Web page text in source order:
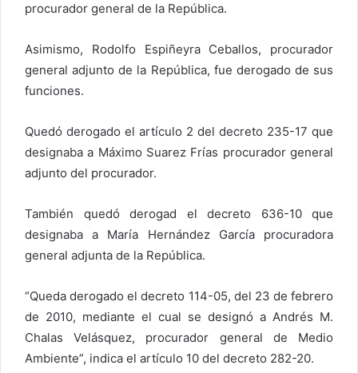
procurador general de la República.
Asimismo, Rodolfo Espiñeyra Ceballos, procurador
general adjunto de la República, fue derogado de sus
funciones.
Quedó derogado el artículo 2 del decreto 235-17 que
designaba a Máximo Suarez Frías procurador general
adjunto del procurador.
También quedó derogad el decreto 636-10 que
designaba a María Hernández García procuradora
general adjunta de la República.
“Queda derogado el decreto 114-05, del 23 de febrero
de 2010, mediante el cual se designó a Andrés M.
Chalas Velásquez, procurador general de Medio
Ambiente”, indica el artículo 10 del decreto 282-20.